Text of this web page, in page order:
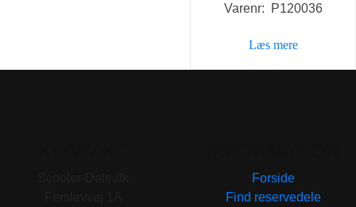
Varenr: P120036
Læs mere
Forside
Find reservedele